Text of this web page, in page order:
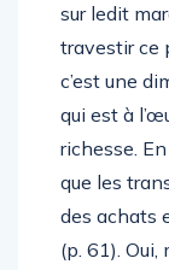
sur ledit
travestir ce
c’est une
qui est à
richesse.
que les
des achats
(p. 61). Oui,